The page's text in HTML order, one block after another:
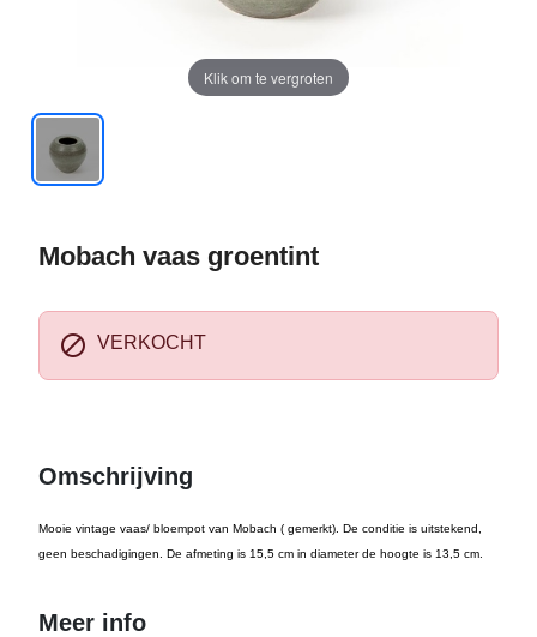
Klik om te vergroten
Mobach vaas groentint
 VERKOCHT
Omschrijving
Mooie vintage vaas/ bloempot van Mobach ( gemerkt). De conditie is uitstekend,
geen beschadigingen. De afmeting is 15,5 cm in diameter de hoogte is 13,5 cm.
Meer info